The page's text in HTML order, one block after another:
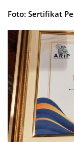
Foto: Sertifikat